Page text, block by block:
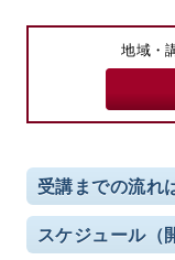
地域・
受講までの流れ
スケジュール（